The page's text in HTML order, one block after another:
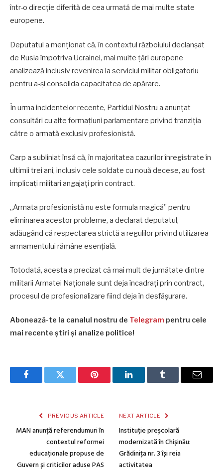
într-o direcție diferită de cea urmată de mai multe state
europene.
Deputatul a menționat că, în contextul războiului declanșat
de Rusia împotriva Ucrainei, mai multe țări europene
analizează inclusiv revenirea la serviciul militar obligatoriu
pentru a-și consolida capacitatea de apărare.
În urma incidentelor recente, Partidul Nostru a anunțat
consultări cu alte formațiuni parlamentare privind tranziția
către o armată exclusiv profesionistă.
Carp a subliniat însă că, în majoritatea cazurilor înregistrate în
ultimii trei ani, inclusiv cele soldate cu nouă decese, au fost
implicați militari angajați prin contract.
„Armata profesionistă nu este formula magică” pentru
eliminarea acestor probleme, a declarat deputatul,
adăugând că respectarea strictă a regulilor privind utilizarea
armamentului rămâne esențială.
Totodată, acesta a precizat că mai mult de jumătate dintre
militarii Armatei Naționale sunt deja încadrați prin contract,
procesul de profesionalizare fiind deja în desfășurare.
Abonează-te la canalul nostru de Telegram pentru cele
mai recente știri și analize politice!
FacebookTwitter Pinterest LinkedInTumblr Email
PREVIOUS ARTICLE
MAN anunță referendumuri în
contextul reformei
educaționale propuse de
Guvern și criticilor aduse PAS
NEXT ARTICLE
Instituție preșcolară
modernizată în Chișinău:
Grădinița nr. 3 își reia
activitatea